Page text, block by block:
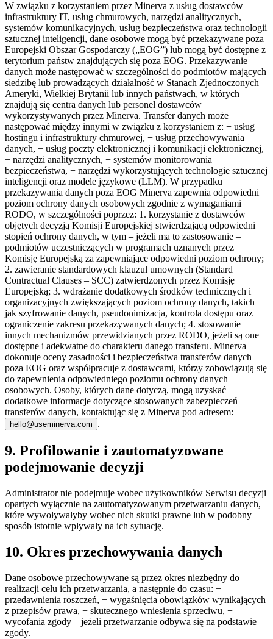
W związku z korzystaniem przez Minerva z usług dostawców
infrastruktury IT, usług chmurowych, narzędzi analitycznych,
systemów komunikacyjnych, usług bezpieczeństwa oraz technologii
sztucznej inteligencji, dane osobowe mogą być przekazywane poza
Europejski Obszar Gospodarczy („EOG”) lub mogą być dostępne z
terytorium państw znajdujących się poza EOG. Przekazywanie
danych może następować w szczególności do podmiotów mających
siedzibę lub prowadzących działalność w Stanach Zjednoczonych
Ameryki, Wielkiej Brytanii lub innych państwach, w których
znajdują się centra danych lub personel dostawców
wykorzystywanych przez Minerva. Transfer danych może
następować między innymi w związku z korzystaniem z: − usług
hostingu i infrastruktury chmurowej, − usług przechowywania
danych, − usług poczty elektronicznej i komunikacji elektronicznej,
− narzędzi analitycznych, − systemów monitorowania
bezpieczeństwa, − narzędzi wykorzystujących technologie sztucznej
inteligencji oraz modele językowe (LLM). W przypadku
przekazywania danych poza EOG Minerva zapewnia odpowiedni
poziom ochrony danych osobowych zgodnie z wymaganiami
RODO, w szczególności poprzez: 1. korzystanie z dostawców
objętych decyzją Komisji Europejskiej stwierdzającą odpowiedni
stopień ochrony danych, w tym – jeżeli ma to zastosowanie –
podmiotów uczestniczących w programach uznanych przez
Komisję Europejską za zapewniające odpowiedni poziom ochrony;
2. zawieranie standardowych klauzul umownych (Standard
Contractual Clauses – SCC) zatwierdzonych przez Komisję
Europejską; 3. wdrażanie dodatkowych środków technicznych i
organizacyjnych zwiększających poziom ochrony danych, takich
jak szyfrowanie danych, pseudonimizacja, kontrola dostępu oraz
ograniczenie zakresu przekazywanych danych; 4. stosowanie
innych mechanizmów przewidzianych przez RODO, jeżeli są one
dostępne i adekwatne do charakteru danego transferu. Minerva
dokonuje oceny zasadności i bezpieczeństwa transferów danych
poza EOG oraz współpracuje z dostawcami, którzy zobowiązują się
do zapewnienia odpowiedniego poziomu ochrony danych
osobowych. Osoby, których dane dotyczą, mogą uzyskać
dodatkowe informacje dotyczące stosowanych zabezpieczeń
transferów danych, kontaktując się z Minerva pod adresem:
hello@useminerva.com .
9. Profilowanie i zautomatyzowane
podejmowanie decyzji
Administrator nie podejmuje wobec użytkowników Serwisu decyzji
opartych wyłącznie na zautomatyzowanym przetwarzaniu danych,
które wywoływałyby wobec nich skutki prawne lub w podobny
sposób istotnie wpływały na ich sytuację.
10. Okres przechowywania danych
Dane osobowe przechowywane są przez okres niezbędny do
realizacji celu ich przetwarzania, a następnie do czasu: −
przedawnienia roszczeń, − wygaśnięcia obowiązków wynikających
z przepisów prawa, − skutecznego wniesienia sprzeciwu, −
wycofania zgody – jeżeli przetwarzanie odbywa się na podstawie
zgody.